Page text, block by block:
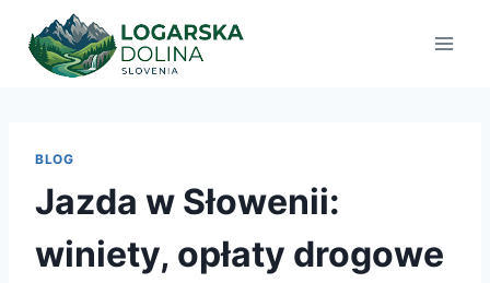
Przejdź
treści
BLOG
Jazda w Słowenii:
winiety, opłaty drogowe